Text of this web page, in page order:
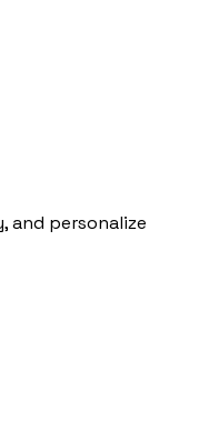
and personalize